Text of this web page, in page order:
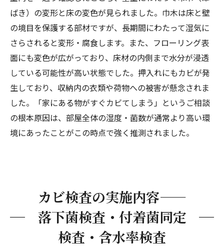
ばき）の変形と床の変色が見られました。巾木は床と壁
の境目を保護する部材ですが、長期間にわたって湿気に
さらされると変形・腐食します。また、フローリング表
面にも変色が広がっており、床材の内側まで水分が浸透
している可能性が高い状態でした。押入れにもカビが発
生しており、収納内の衣類や荷物への被害が懸念されま
した。「家にある物がすぐカビてしまう」というご相談
の根本原因は、部屋全体の湿度・菌数が通常より高い環
境にあったことがこの時点で強く推測されました。
カビ検査の実施内容——
落下菌検査・付着菌同定
検査・含水率検査